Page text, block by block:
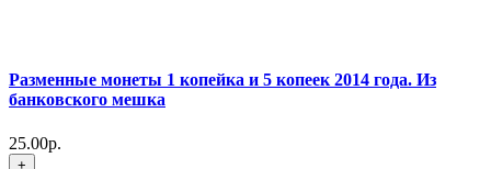
Разменные монеты 1 копейка и 5 копеек 2014 года. Из
банковского мешка
25.00р.
+